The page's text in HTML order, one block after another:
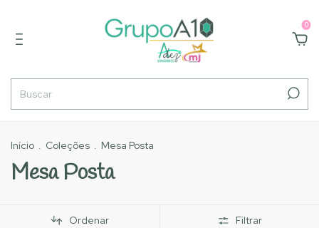
0
Início . Coleções . Mesa Posta
Mesa Posta
Ordenar Filtrar